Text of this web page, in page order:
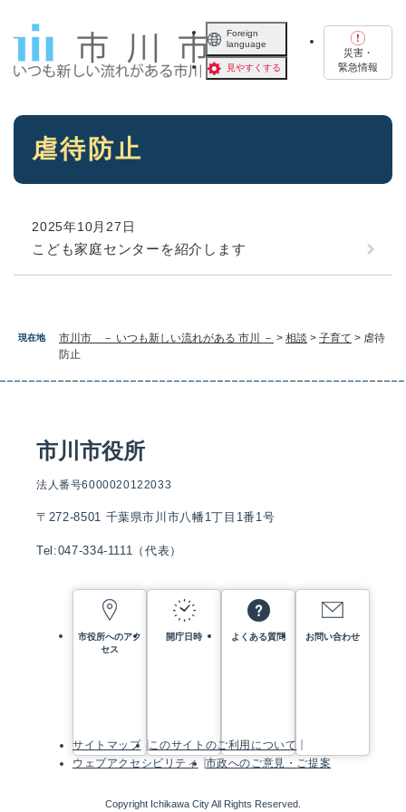
Foreign
language
見やすくする
災害・
緊急情報
現在地 市川市 － いつも新しい流れがある 市川 － > 相談 > 子育て > 虐待
防止
本
虐待防止
2025年10月27日
こども家庭センターを紹介します
市川市役所
法人番号6000020122033
〒272-8501 千葉県市川市八幡1丁目1番1号
Tel:047-334-1111（代表）
市役所へのアク
セス
開庁日時 よくある質問 お問い合わせ
サイトマップ
このサイトのご利用について
ウェブアクセシビリティ
市政へのご意見・ご提案
Copyright Ichikawa City All Rights Reserved.